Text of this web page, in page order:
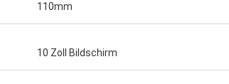
110mm
10 Zoll Bildschirm